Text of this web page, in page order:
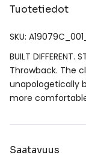
Tuotetiedot
SKU:
BUILT
Throwback. The
unapologetically
more
Saatavuus